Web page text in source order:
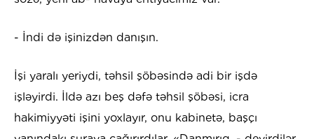
- İndi də işinizdən danışın.
İşi yaralı yeriydi, təhsil şöbəsində adi bir işdə
işləyirdi. İldə azı beş dəfə təhsil şöbəsi, icra
hakimiyyəti işini yoxlayır, onu kabinetə, başçı